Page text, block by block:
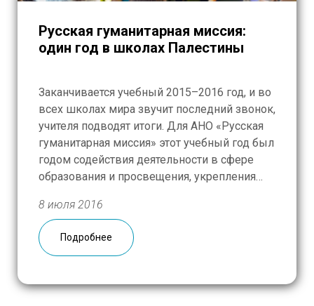
Русская гуманитарная миссия:
один год в школах Палестины
Заканчивается учебный 2015–2016 год, и во
всех школах мира звучит последний звонок,
учителя подводят итоги. Для АНО «Русская
гуманитарная миссия» этот учебный год был
годом содействия деятельности в сфере
образования и просвещения, укрепления
защиты детства и социальной реабилитации
детей, находящихся в трудной жизненной
ситуации. В школе Российско-Палестинской
8 июля 2016
Подробнее